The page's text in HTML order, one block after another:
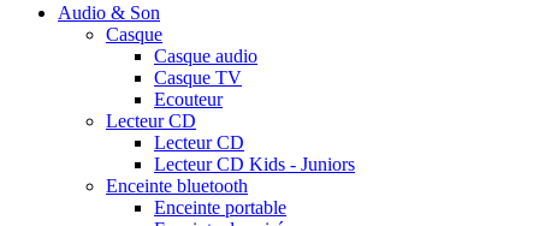
Audio & Son
Casque
Casque audio
Casque TV
Ecouteur
Lecteur CD
Lecteur CD
Lecteur CD Kids - Juniors
Enceinte bluetooth
Enceinte portable